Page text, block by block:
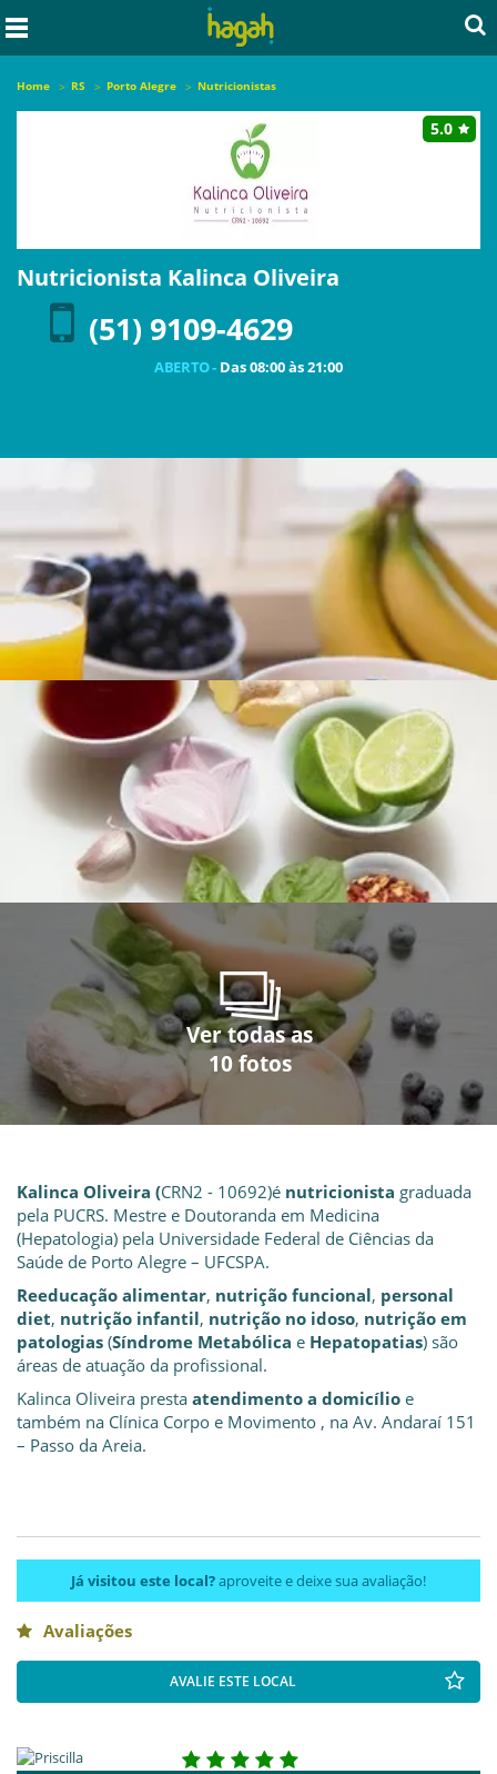
Home RS Porto Alegre Nutricionistas
5.0
Nutricionista Kalinca Oliveira
(51) 9109-4629
ABERTO - Das08:00às21:00
Ver todas as
10 fotos
Ver todas as
10 fotos
Ver todas as
10 fotos
Ver todas as
10 fotos
Ver todas as
10 fotos
Ver todas as
10 fotos
Ver todas as
10 fotos
Ver todas as
10 fotos
Ver todas as
10 fotos
Ver todas as
10 fotos
Kalinca Oliveira (CRN2 - 10692)é nutricionista graduada
pela PUCRS. Mestre e Doutoranda em Medicina
(Hepatologia) pela Universidade Federal de Ciências da
Saúde de Porto Alegre – UFCSPA.
Reeducação alimentar, nutrição funcional, personal
diet, nutrição infantil, nutrição no idoso, nutrição em
patologias (Síndrome Metabólica e Hepatopatias) são
áreas de atuação da profissional.
Kalinca Oliveira presta atendimento a domicílio e
também na Clínica Corpo e Movimento , na Av. Andaraí 151
– Passo da Areia.
Já visitou este local?aproveite e deixe sua avaliação!
Avaliações
AVALIE ESTE LOCAL